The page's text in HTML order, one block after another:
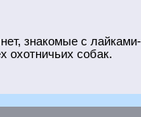
знакомые с
охотничьих собак.